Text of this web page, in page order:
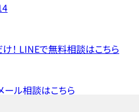
！ LINEで無料相談はこちら
ール相談はこちら